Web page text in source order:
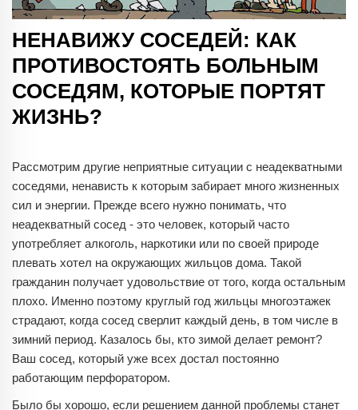
НЕНАВИЖУ СОСЕДЕЙ: КАК
ПРОТИВОСТОЯТЬ БОЛЬНЫМ
СОСЕДЯМ, КОТОРЫЕ ПОРТЯТ
ЖИЗНЬ?
Рассмотрим другие неприятные ситуации с неадекватными
соседями, ненависть к которым забирает много жизненных
сил и энергии. Прежде всего нужно понимать, что
неадекватный сосед - это человек, который часто
употребляет алкоголь, наркотики или по своей природе
плевать хотел на окружающих жильцов дома. Такой
гражданин получает удовольствие от того, когда остальным
плохо. Именно поэтому круглый год жильцы многоэтажек
страдают, когда сосед сверлит каждый день, в том числе в
зимний период. Казалось бы, кто зимой делает ремонт?
Ваш сосед, который уже всех достал постоянно
работающим перфоратором.
Было бы хорошо, если решением данной проблемы станет